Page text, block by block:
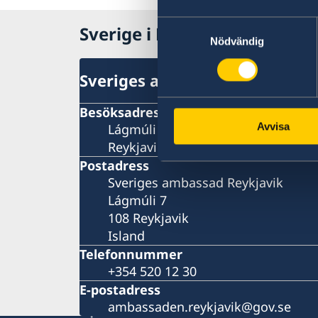
Nödvändig
Avvisa
Sverige i Reykjavik
Sveriges ambassad
Besöksadress
Lágmúli 7
Reykjavik
Postadress
Sveriges ambassad Reykjavik
Lágmúli 7
108 Reykjavik
Island
Telefonnummer
+354 520 12 30
E-postadress
ambassaden.reykjavik@gov.se